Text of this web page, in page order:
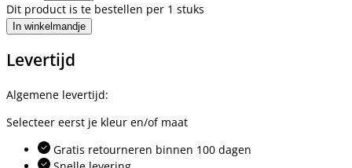
Dit product is te bestellen per 1 stuks
In winkelmandje
Levertijd
Algemene levertijd:
Selecteer eerst je kleur en/of maat
Gratis retourneren binnen 100 dagen